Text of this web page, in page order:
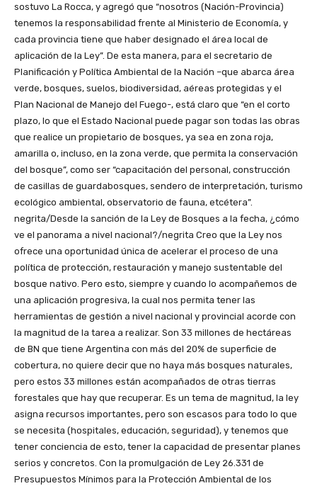
sostuvo La Rocca, y agregó que “nosotros (Nación-Provincia)
tenemos la responsabilidad frente al Ministerio de Economía, y
cada provincia tiene que haber designado el área local de
aplicación de la Ley”. De esta manera, para el secretario de
Planificación y Política Ambiental de la Nación –que abarca área
verde, bosques, suelos, biodiversidad, aéreas protegidas y el
Plan Nacional de Manejo del Fuego-, está claro que “en el corto
plazo, lo que el Estado Nacional puede pagar son todas las obras
que realice un propietario de bosques, ya sea en zona roja,
amarilla o, incluso, en la zona verde, que permita la conservación
del bosque”, como ser “capacitación del personal, construcción
de casillas de guardabosques, sendero de interpretación, turismo
ecológico ambiental, observatorio de fauna, etcétera”.
negrita/Desde la sanción de la Ley de Bosques a la fecha, ¿cómo
ve el panorama a nivel nacional?/negrita Creo que la Ley nos
ofrece una oportunidad única de acelerar el proceso de una
política de protección, restauración y manejo sustentable del
bosque nativo. Pero esto, siempre y cuando lo acompañemos de
una aplicación progresiva, la cual nos permita tener las
herramientas de gestión a nivel nacional y provincial acorde con
la magnitud de la tarea a realizar. Son 33 millones de hectáreas
de BN que tiene Argentina con más del 20% de superficie de
cobertura, no quiere decir que no haya más bosques naturales,
pero estos 33 millones están acompañados de otras tierras
forestales que hay que recuperar. Es un tema de magnitud, la ley
asigna recursos importantes, pero son escasos para todo lo que
se necesita (hospitales, educación, seguridad), y tenemos que
tener conciencia de esto, tener la capacidad de presentar planes
serios y concretos. Con la promulgación de Ley 26.331 de
Presupuestos Mínimos para la Protección Ambiental de los